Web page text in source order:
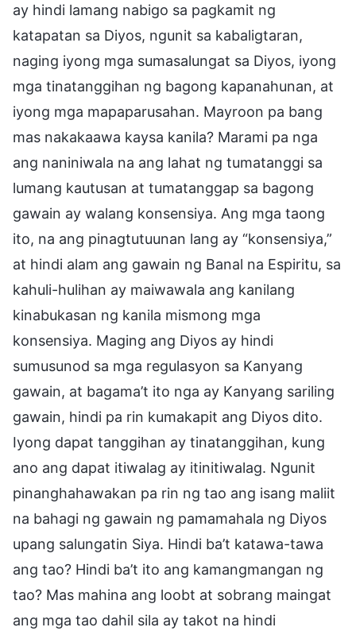
ay hindi lamang nabigo sa pagkamit ng
katapatan sa Diyos, ngunit sa kabaligtaran,
naging iyong mga sumasalungat sa Diyos, iyong
mga tinatanggihan ng bagong kapanahunan, at
iyong mga mapaparusahan. Mayroon pa bang
mas nakakaawa kaysa kanila? Marami pa nga
ang naniniwala na ang lahat ng tumatanggi sa
lumang kautusan at tumatanggap sa bagong
gawain ay walang konsensiya. Ang mga taong
ito, na ang pinagtutuunan lang ay “konsensiya,”
at hindi alam ang gawain ng Banal na Espiritu, sa
kahuli-hulihan ay maiwawala ang kanilang
kinabukasan ng kanila mismong mga
konsensiya. Maging ang Diyos ay hindi
sumusunod sa mga regulasyon sa Kanyang
gawain, at bagama’t ito nga ay Kanyang sariling
gawain, hindi pa rin kumakapit ang Diyos dito.
Iyong dapat tanggihan ay tinatanggihan, kung
ano ang dapat itiwalag ay itinitiwalag. Ngunit
pinanghahawakan pa rin ng tao ang isang maliit
na bahagi ng gawain ng pamamahala ng Diyos
upang salungatin Siya. Hindi ba’t katawa-tawa
ang tao? Hindi ba’t ito ang kamangmangan ng
tao? Mas mahina ang loobt at sobrang maingat
ang mga tao dahil sila ay takot na hindi